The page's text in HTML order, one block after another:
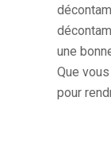
une
Que
pour